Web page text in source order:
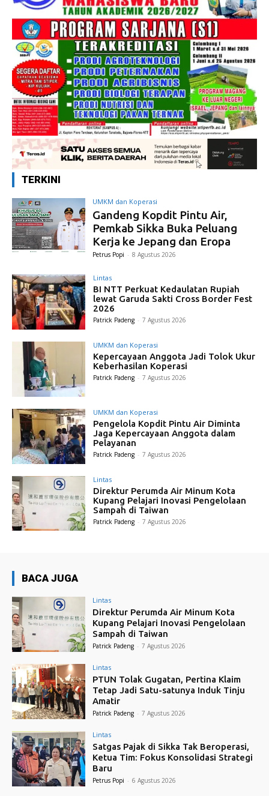
TERKINI
UMKM dan Koperasi
Gandeng Kopdit Pintu Air,
Pemkab Sikka Buka Peluang
Kerja ke Jepang dan Eropa
Petrus Popi - 8 Agustus 2026
Lintas
BI NTT Perkuat Kedaulatan Rupiah
lewat Garuda Sakti Cross Border Fest
2026
Patrick Padeng - 7 Agustus 2026
UMKM dan Koperasi
Kepercayaan Anggota Jadi Tolok Ukur
Keberhasilan Koperasi
Patrick Padeng - 7 Agustus 2026
UMKM dan Koperasi
Pengelola Kopdit Pintu Air Diminta
Jaga Kepercayaan Anggota dalam
Pelayanan
Patrick Padeng - 7 Agustus 2026
Lintas
Direktur Perumda Air Minum Kota
Kupang Pelajari Inovasi Pengelolaan
Sampah di Taiwan
Patrick Padeng - 7 Agustus 2026
BACA JUGA
Lintas
Direktur Perumda Air Minum Kota
Kupang Pelajari Inovasi Pengelolaan
Sampah di Taiwan
Patrick Padeng - 7 Agustus 2026
Lintas
PTUN Tolak Gugatan, Pertina Klaim
Tetap Jadi Satu-satunya Induk Tinju
Amatir
Patrick Padeng - 7 Agustus 2026
Lintas
Satgas Pajak di Sikka Tak Beroperasi,
Ketua Tim: Fokus Konsolidasi Strategi
Baru
Petrus Popi - 6 Agustus 2026